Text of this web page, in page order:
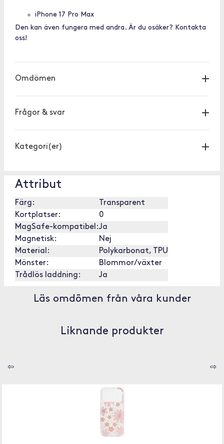
iPhone 17 Pro Max
Den kan även fungera med andra. Är du osäker? Kontakta
oss!
Omdömen
Frågor & svar
Kategori(er)
Attribut
Färg:
Transparent
Kortplatser:
0
MagSafe-kompatibel:Ja
Magnetisk:
Nej
Material:
Polykarbonat, TPU
Mönster:
Blommor/växter
Trådlös laddning:
Ja
Läs omdömen från våra kunder
Liknande produkter
⇦ ⇨